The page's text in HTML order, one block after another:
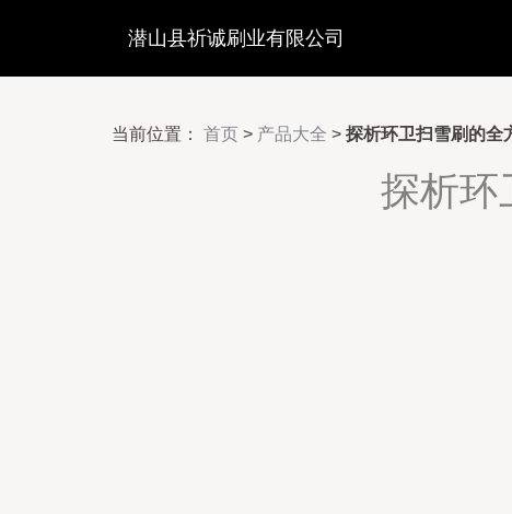
潜山县祈诚刷业有限公司
当前位置： 首页 > 产品大全 > 探析环卫扫雪刷的全
探析环